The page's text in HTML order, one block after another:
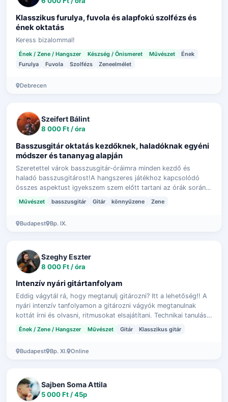
Klasszikus furulya, fuvola és alapfokú szolfézs és
ének oktatás
Keress bizalommal!
Ének / Zene / Hangszer Készség / Önismeret Művészet
Ének
Furulya
Fuvola Szolfézs Zeneelmélet
Debrecen
Szeifert Bálint
8 000 Ft / óra
Basszusgitár oktatás kezdőknek, haladóknak egyéni
módszer és tananyag alapján
Szeretettel várok basszusgitár-óráimra minden kezdő és
haladó basszusgitárost!A hangszeres játékhoz kapcsolódó
összes aspektust igyekszem szem előtt tartani az órák során,
Művészet basszusgitár Gitár könnyűzene Zene
Budapest Bp. IX.
Szeghy Eszter
8 000 Ft / óra
Intenzív nyári gitártanfolyam
Eddig vágytál rá, hogy megtanulj gitározni? Itt a lehetőség!! A
nyári intenzív tanfolyamon a gitározni vágyók megtanulnak
kottát írni és olvasni, ritmusokat elsajátítani. Technikai tanulás
mellett da…
Ének / Zene / Hangszer Művészet Gitár Klasszikus gitár
Budapest Bp. XI. Online
Sajben Soma Attila
5 000 Ft / 45p